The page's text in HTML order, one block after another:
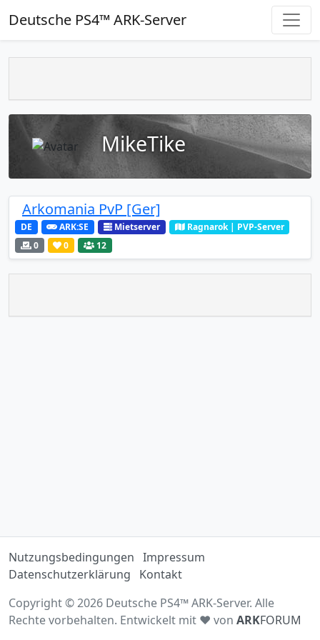
Deutsche PS4™ ARK-Server
MikeTike
Arkomania PvP [Ger]
DE ARK:SE Mietserver
Ragnarok | PVP-Server
0
0 12
Nutzungsbedingungen Impressum
Datenschutzerklärung
Kontakt
Copyright © 2026 Deutsche PS4™ ARK-Server. Alle
Rechte vorbehalten. Entwickelt mit ♥ von ARKFORUM